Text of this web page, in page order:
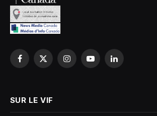
Facebook
X
InstagramYouTubeLinkedIn
SUR LE VIF